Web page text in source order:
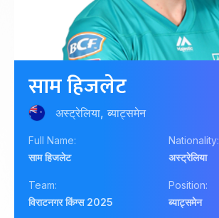
साम हिजलेट
अस्ट्रेलिया, ब्याट्समेन
Full Name:
साम हिजलेट
Nationality:
अस्ट्रेलिया
Team:
विराटनगर किंग्स 2025
Position:
ब्याट्समेन